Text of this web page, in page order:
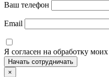
Ваш телефон
Email
Я согласен на обработку моих
×